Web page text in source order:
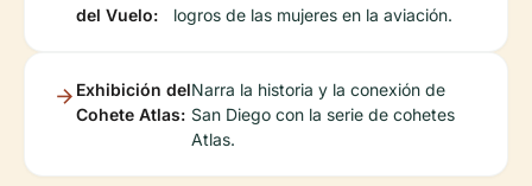
del Vuelo:
logros de las mujeres en la aviación.
Exhibición del
Cohete Atlas:
Narra la historia y la conexión de
San Diego con la serie de cohetes
Atlas.